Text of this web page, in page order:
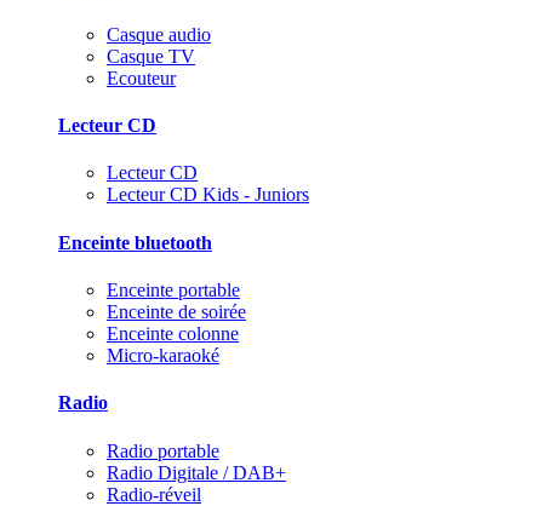
Casque audio
Casque TV
Ecouteur
Lecteur CD
Lecteur CD
Lecteur CD Kids - Juniors
Enceinte bluetooth
Enceinte portable
Enceinte de soirée
Enceinte colonne
Micro-karaoké
Radio
Radio portable
Radio Digitale / DAB+
Radio-réveil